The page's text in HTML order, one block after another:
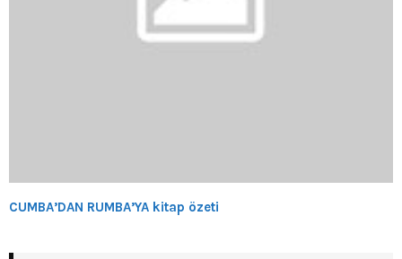
CUMBA’DAN RUMBA’YA kitap özeti